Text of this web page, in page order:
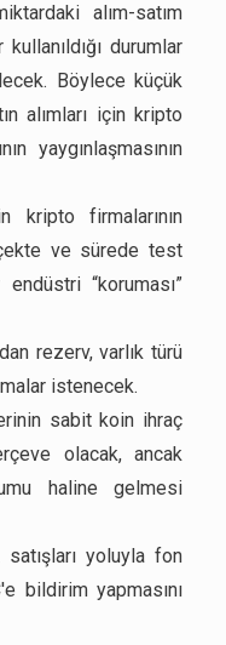
alım-satım
durumlar
Böylece küçük
alımları için kripto
yaygınlaşmasının
kripto firmalarının
ve sürede test
“koruması”
rezerv, varlık türü
istenecek.
sabit koin ihraç
olacak, ancak
haline gelmesi
satışları yoluyla fon
bildirim yapmasını